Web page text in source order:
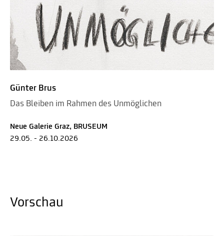
Günter Brus
Das Bleiben im Rahmen des Unmöglichen
Neue Galerie Graz, BRUSEUM
29.05. - 26.10.2026
Vorschau